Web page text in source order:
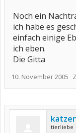
Noch ein
ich habe es
einfach einige
ich eben.
Die Gitta
10. November 2005
tierliebe